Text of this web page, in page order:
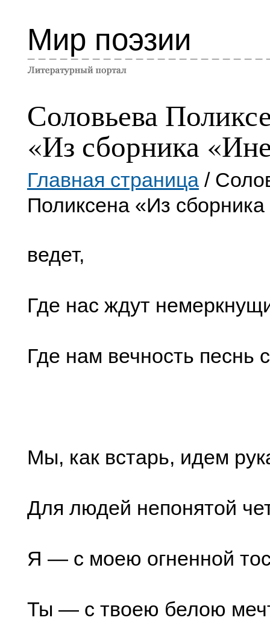
Мир поэзии
Соловьева
«Из сборника
Главная страница /
Поликсена «Из
ведет,
Где нас ждут
Где нам вечность песнь
Мы, как встарь, идем
Для людей непонятой
Я — с моею огненной
Ты — с твоею белою